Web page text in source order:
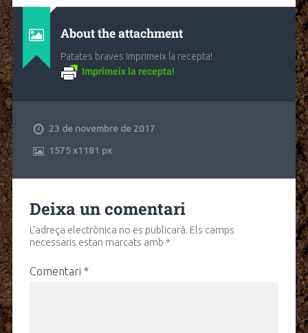
About the attachment
Patates braves Imprimeix la recepta!
Imprimeix la recepta!
23 de novembre de 2017
1575x1181 px
Deixa un comentari
L'adreça electrònica no es publicarà. Els camps
necessaris estan marcats amb *
Comentari *